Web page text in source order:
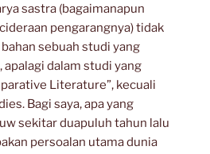
sastra (bagaimanapun
pengarangnya) tidak
sebuah studi yang
dalam studi yang
Literature”, kecuali
Bagi saya, apa yang
sekitar duapuluh tahun lalu
persoalan utama dunia